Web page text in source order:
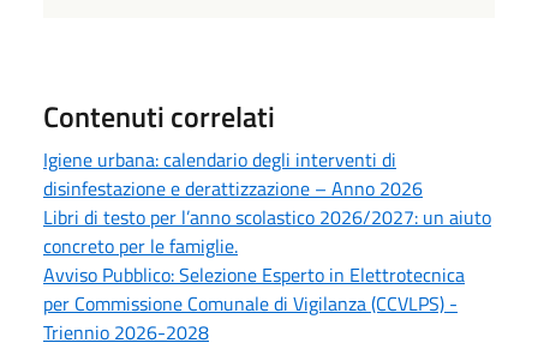
Contenuti correlati
Igiene urbana: calendario degli interventi di
disinfestazione e derattizzazione – Anno 2026
Libri di testo per l’anno scolastico 2026/2027: un aiuto
concreto per le famiglie.
Avviso Pubblico: Selezione Esperto in Elettrotecnica
per Commissione Comunale di Vigilanza (CCVLPS) -
Triennio 2026-2028